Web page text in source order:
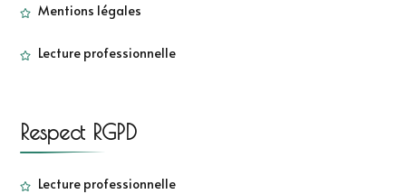
Mentions légales
Lecture professionnelle
Respect RGPD
Lecture professionnelle